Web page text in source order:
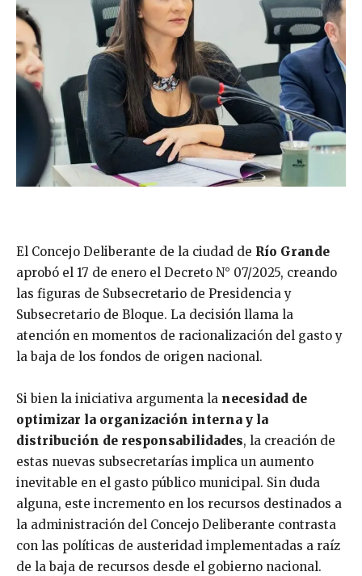
El Concejo Deliberante de la ciudad de Río Grande
aprobó el 17 de enero el Decreto N° 07/2025, creando
las figuras de Subsecretario de Presidencia y
Subsecretario de Bloque. La decisión llama la
atención en momentos de racionalización del gasto y
la baja de los fondos de origen nacional.
Si bien la iniciativa argumenta la necesidad de
optimizar la organización interna y la
distribución de responsabilidades, la creación de
estas nuevas subsecretarías implica un aumento
inevitable en el gasto público municipal. Sin duda
alguna, este incremento en los recursos destinados a
la administración del Concejo Deliberante contrasta
con las políticas de austeridad implementadas a raíz
de la baja de recursos desde el gobierno nacional.